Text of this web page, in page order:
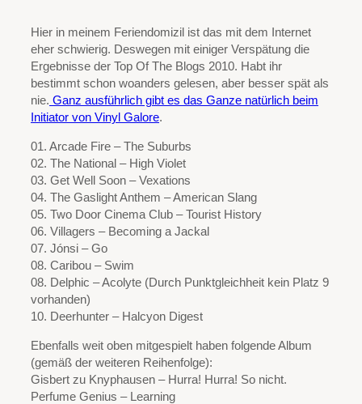
Hier in meinem Feriendomizil ist das mit dem Internet
eher schwierig. Deswegen mit einiger Verspätung die
Ergebnisse der Top Of The Blogs 2010. Habt ihr
bestimmt schon woanders gelesen, aber besser spät als
nie. Ganz ausführlich gibt es das Ganze natürlich beim
Initiator von Vinyl Galore.
01. Arcade Fire – The Suburbs
02. The National – High Violet
03. Get Well Soon – Vexations
04. The Gaslight Anthem – American Slang
05. Two Door Cinema Club – Tourist History
06. Villagers – Becoming a Jackal
07. Jónsi – Go
08. Caribou – Swim
08. Delphic – Acolyte (Durch Punktgleichheit kein Platz 9
vorhanden)
10. Deerhunter – Halcyon Digest
Ebenfalls weit oben mitgespielt haben folgende Album
(gemäß der weiteren Reihenfolge):
Gisbert zu Knyphausen – Hurra! Hurra! So nicht.
Perfume Genius – Learning